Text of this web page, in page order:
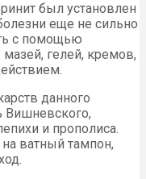
был установлен
еще не сильно
с помощью
гелей, кремов,
данного
Вишневского,
и прополиса.
ватный тампон,